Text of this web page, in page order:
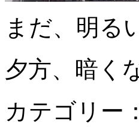
まだ、明る
夕方、暗く
カテゴリー：